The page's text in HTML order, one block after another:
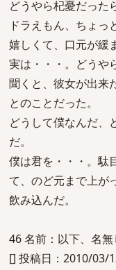
どうやら杞憂だった
ドラえもん、ちょっ
嬉しくて、口元が緩
実は・・・。どうや
聞くと、彼女が出来
とのことだった。
どうして僕なんだ、
だ。
僕は君を・・・。駄
て、のど元まで上が
飲み込んだ。
46 名前：以下、名
[] 投稿日：2010/03/